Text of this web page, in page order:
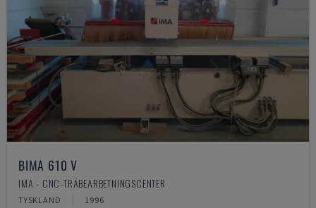
BIMA 610 V
IMA - CNC-TRÄBEARBETNINGSCENTER
TYSKLAND 1996